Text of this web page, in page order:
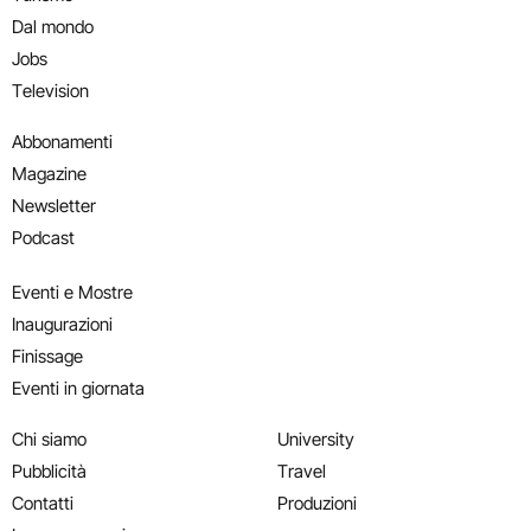
Dal mondo
Jobs
Television
Abbonamenti
Magazine
Newsletter
Podcast
Eventi e Mostre
Inaugurazioni
Finissage
Eventi in giornata
Chi siamo
Pubblicità
Contatti
University
Travel
Produzioni